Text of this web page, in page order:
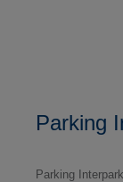
Parking
Parking